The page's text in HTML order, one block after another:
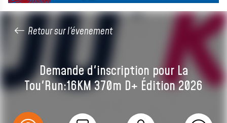
Retour sur l'évenement
Demande d'inscription pour La
Tou'Run:16KM 370m D+ Édition 2026